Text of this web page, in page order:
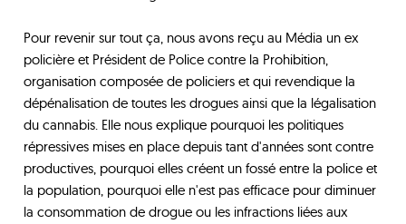
Pour revenir sur tout ça, nous avons reçu au Média un ex
policière et Président de Police contre la Prohibition,
organisation composée de policiers et qui revendique la
dépénalisation de toutes les drogues ainsi que la légalisation
du cannabis. Elle nous explique pourquoi les politiques
répressives mises en place depuis tant d'années sont contre
productives, pourquoi elles créent un fossé entre la police et
la population, pourquoi elle n'est pas efficace pour diminuer
la consommation de drogue ou les infractions liées aux